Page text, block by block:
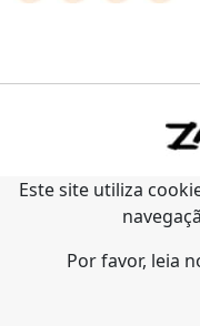
Este site utiliza
Por favor, leia